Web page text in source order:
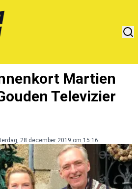
Martien
Televizier
28 december 2019 om 15:16